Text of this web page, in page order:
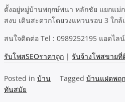
ตั้งอยู่หมู่บ้านพฤกษ์พนา หลักชัย แยกแม่ก
สงบ เดินสะดวกโดยวงแหวนรอบ 3 ใก
สนใจติดต่อ Tel : 0989252195 แอดไล
รับโพสSEOราคาถูก | รับจ้างโพสขาย
Posted in บ้าน Tagged บ้านแฝดพฤ
ทันสมัย